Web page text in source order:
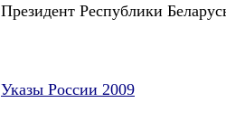
Президент Республики
Указы России 2009